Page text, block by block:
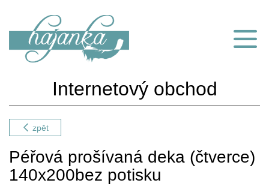
Internetový obchod
zpět
Péřová prošívaná deka (čtverce)
140x200bez potisku